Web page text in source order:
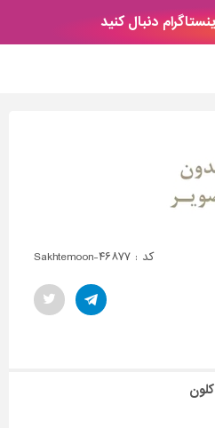
دنبال کنید
کد : Sakhtemoon-۴۶۸۷۷